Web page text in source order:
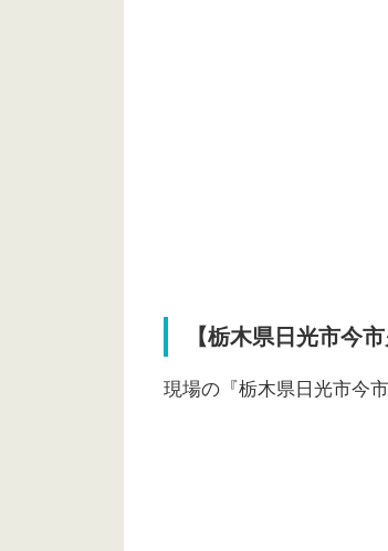
【栃木県日光市今
現場の『栃木県日光市今